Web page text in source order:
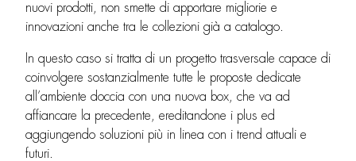
nuovi prodotti, non smette di apportare migliorie e
innovazioni anche tra le collezioni già a catalogo.
In questo caso si tratta di un progetto trasversale capace di
coinvolgere sostanzialmente tutte le proposte dedicate
all’ambiente doccia con una nuova box, che va ad
affiancare la precedente, ereditandone i plus ed
aggiungendo soluzioni più in linea con i trend attuali e
futuri.